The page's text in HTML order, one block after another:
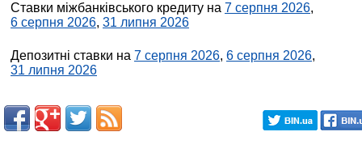
Ставки міжбанківського кредиту на 7 серпня 2026,
6 серпня 2026, 31 липня 2026
Депозитні ставки на 7 серпня 2026, 6 серпня 2026,
31 липня 2026